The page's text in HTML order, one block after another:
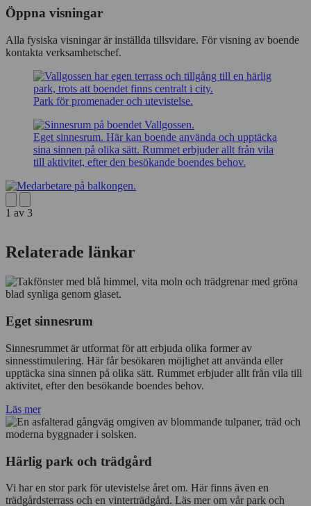
Öppna visningar
Alla fysiska visningar är inställda tillsvidare. För visning av boende
kontakta verksamhetschef.
Park för promenader och utevistelse.
Eget sinnesrum. Här kan boende använda och upptäcka
sina sinnen på olika sätt. Rummet erbjuder allt från vila
till aktivitet, efter den besökande boendes behov.
1 av 3
Relaterade länkar
Eget sinnesrum
Sinnesrummet är utformat för att erbjuda olika former av
sinnesstimulering. Här får besökaren möjlighet att använda eller
upptäcka sina sinnen på olika sätt. Rummet erbjuder allt från vila till
aktivitet, efter den besökande boendes behov.
Läs mer
Härlig park och trädgård
Vi har en stor park för utevistelse året om. Här finns även en
trädgårdsterrass och en vinterträdgård. Läs mer om vår park och